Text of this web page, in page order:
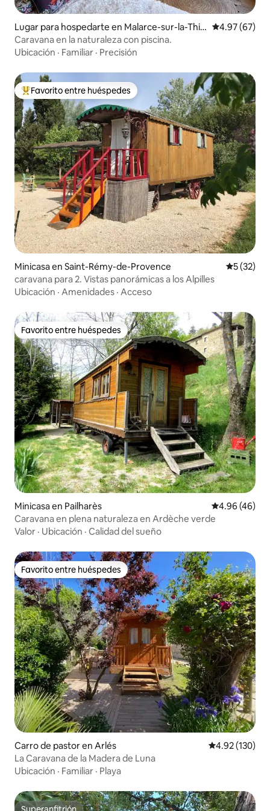
Lugar para hospedarte en Malarce-sur-la-Thin
es
Calificación
4.97 (67)
Caravana en la naturaleza con piscina.
Ubicación · Familiar · Precisión
De los mejores en Favorito entre huéspedes
Favorito entre huéspedes
Minicasa en Saint-Rémy-de-Provence
5 (32)
caravana para 2. Vistas panorámicas a los Alpilles
Ubicación · Amenidades · Acceso
Favorito entre huéspedes
Favorito entre huéspedes
Minicasa en Pailharès Calificación
4.96 (46)
Caravana en plena naturaleza en Ardèche verde
Valor · Ubicación · Calidad del sueño
Favorito entre huéspedes
Favorito entre huéspedes
Carro de pastor en Arlés Calificación
4.92 (130)
La Caravana de la Madera de Luna
Ubicación · Familiar · Playa